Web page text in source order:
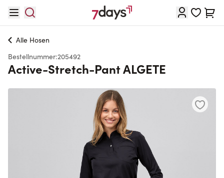
Alle Hosen
Bestellnummer:205492
Active-Stretch-Pant ALGETE